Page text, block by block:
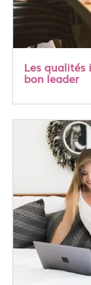
Les qualités
bon leader